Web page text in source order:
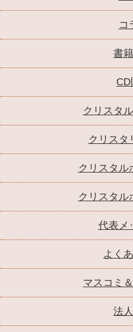
コ
書
CD
クリスタ
クリスタ
クリスタル
クリスタル
代表メ
よく
マスコミ
法